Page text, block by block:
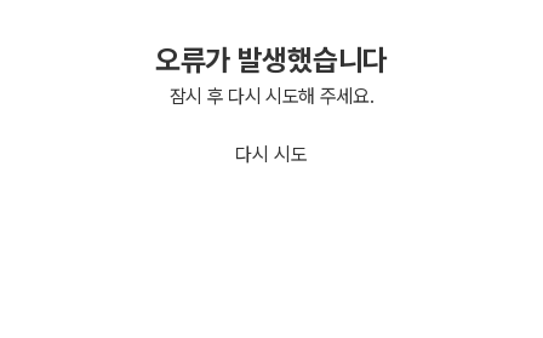
오류가 발생했습니다
잠시 후 다시 시도해 주세요.
다시 시도